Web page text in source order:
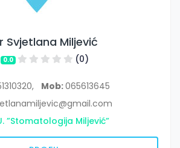
Svjetlana Miljević
0.0 (0)
Mob:065613645
”Stomatologija Miljević”